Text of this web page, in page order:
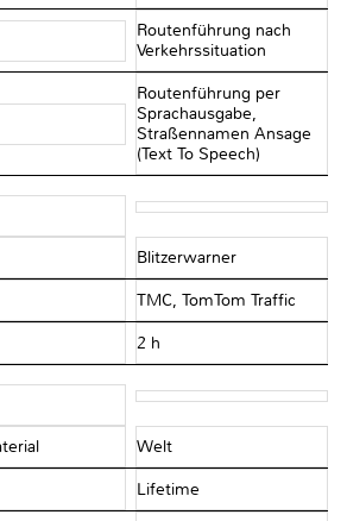
Routenführung nach
Verkehrssituation
Routenführung per
Sprachausgabe,
Straßennamen Ansage
(Text To Speech)
Blitzerwarner
TMC, TomTom Traffic
2 h
Welt
Lifetime